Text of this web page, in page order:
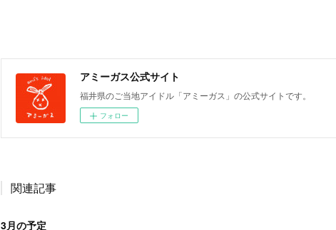
アミーガス公式サイト
福井県のご当地アイドル「アミーガス」の公式サイトです。
フォロー
関連記事
3月の予定